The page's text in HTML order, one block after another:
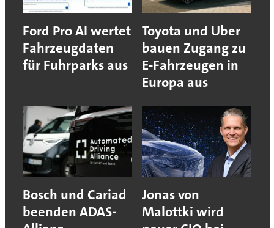
Ford Pro AI wertet
Fahrzeugdaten
für Fuhrparks aus
Toyota und Uber
bauen Zugang zu
E-Fahrzeugen in
Europa aus
Bosch und Cariad
beenden ADAS-
Jonas von
Malottki wird